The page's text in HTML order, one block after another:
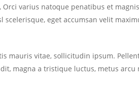
varius natoque penatibus et
eget accumsan velit
mauris vitae, sollicitudin ipsum.
magna a tristique luctus, metus